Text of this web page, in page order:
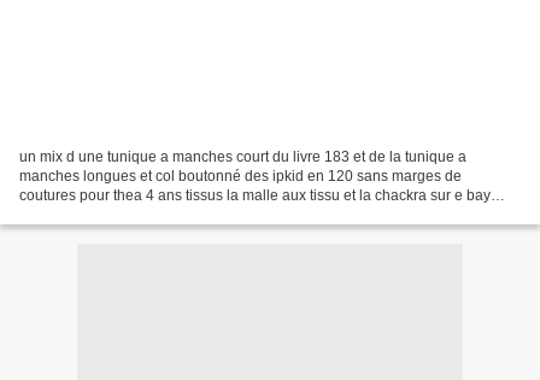
un mix d une tunique a manches court du livre 183 et de la tunique a
manches longues et col boutonné des ipkid en 120 sans marges de
coutures pour thea 4 ans tissus la malle aux tissu et la chackra sur e bay